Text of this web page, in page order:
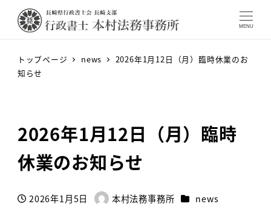
MENU
トップページ news
2026年1月12日（月）臨時休業のお
知らせ
2026年1月12日（月）臨時
休業のお知らせ
投稿日
2026年1月5日
著
本村法務事務所 カテゴリー
news